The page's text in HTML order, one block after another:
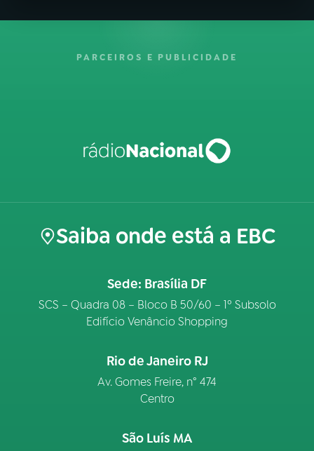
PARCEIROS E PUBLICIDADE
Saiba onde está a EBC
Sede: Brasília DF
SCS – Quadra 08 – Bloco B 50/60 – 1º Subsolo
Edifício Venâncio Shopping
Rio de Janeiro RJ
Av. Gomes Freire, n° 474
Centro
São Luís MA